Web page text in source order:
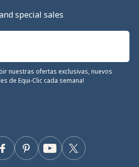
special sales
nuestras ofertas exclusivas, nuevos
de Equi-Clic cada semana!
Facebook Twitter
YouTube
Pinterest